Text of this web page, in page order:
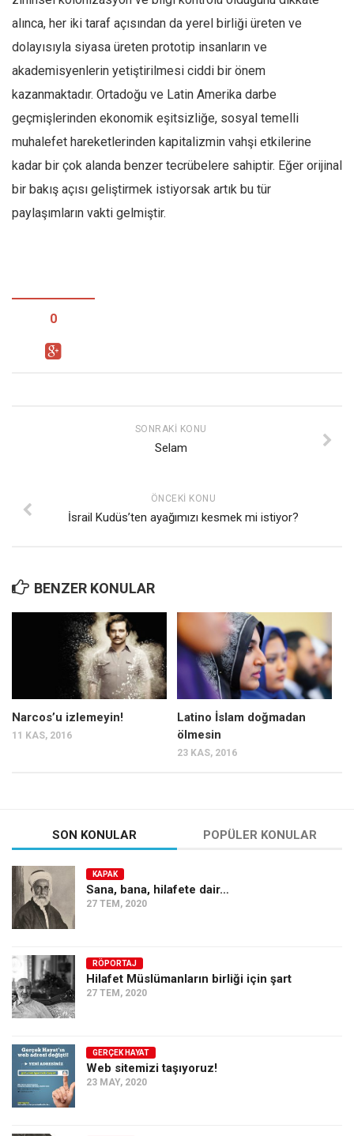
alınca, her iki taraf açısından da yerel birliği üreten ve
dolayısıyla siyasa üreten prototip insanların ve
akademisyenlerin yetiştirilmesi ciddi bir önem
kazanmaktadır. Ortadoğu ve Latin Amerika darbe
geçmişlerinden ekonomik eşitsizliğe, sosyal temelli
muhalefet hareketlerinden kapitalizmin vahşi etkilerine
kadar bir çok alanda benzer tecrübelere sahiptir. Eğer orijinal
bir bakış açısı geliştirmek istiyorsak artık bu tür
paylaşımların vakti gelmiştir.
0
SONRAKI KONU
Selam
ÖNCEKI KONU
İsrail Kudüs’ten ayağımızı kesmek mi istiyor?
BENZER KONULAR
Narcos’u izlemeyin!
11 KAS, 2016
Latino İslam doğmadan
ölmesin
23 KAS, 2016
SON KONULAR POPÜLER KONULAR
KAPAK
Sana, bana, hilafete dair…
27 TEM, 2020
RÖPORTAJ
Hilafet Müslümanların birliği için şart
27 TEM, 2020
GERÇEK HAYAT
Web sitemizi taşıyoruz!
23 MAY, 2020